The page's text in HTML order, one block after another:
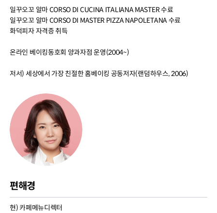
일꾸오꼬 알마 CORSO DI CUCINA ITALIANA MASTER 수료
일꾸오꼬 알마 CORSO DI MASTER PIZZA NAPOLETANA 수료
화덕피자 자격증 취득
온라인 베이킹동호회 양과자점 운영(2004~)
저서) 세상에서 가장 친절한 홈베이킹 공동저자(랜덤하우스, 2006)
편해경
현) 카페메뉴디렉터